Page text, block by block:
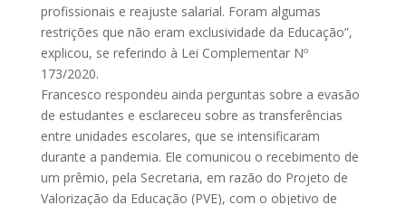
profissionais e reajuste salarial. Foram algumas
restrições que não eram exclusividade da Educação”,
explicou, se referindo à Lei Complementar Nº
173/2020.
Francesco respondeu ainda perguntas sobre a evasão
de estudantes e esclareceu sobre as transferências
entre unidades escolares, que se intensificaram
durante a pandemia. Ele comunicou o recebimento de
um prêmio, pela Secretaria, em razão do Projeto de
Valorização da Educação (PVE), com o objetivo de